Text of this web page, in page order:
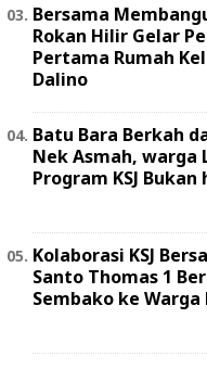
Bersama
Rokan Hilir Gelar
Pertama Rumah
Dalino
Batu Bara Berkah
Nek Asmah, warga
Program KSJ Bukan
Kolaborasi KSJ
Santo Thomas 1
Sembako ke